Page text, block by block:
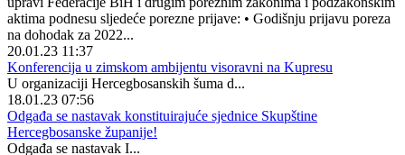
aktima podnesu sljedeće porezne prijave: • Godišnju prijavu poreza
na dohodak za 2022...
20.01.23 11:37
Konferencija u zimskom ambijentu visoravni na Kupresu
U organizaciji Hercegbosanskih šuma d...
18.01.23 07:56
Odgađa se nastavak konstituirajuće sjednice Skupštine
Hercegbosanske županije!
Odgađa se nastavak I...